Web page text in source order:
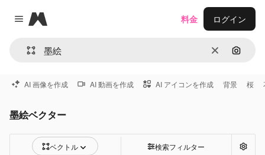
Close menu
Magnific
消去 画像で
料金 ログイン
AI 画像を作成 AI 動画を作成 AI アイコンを作成 背景 桜
墨絵ベクター
ベクトル 検索フィルター